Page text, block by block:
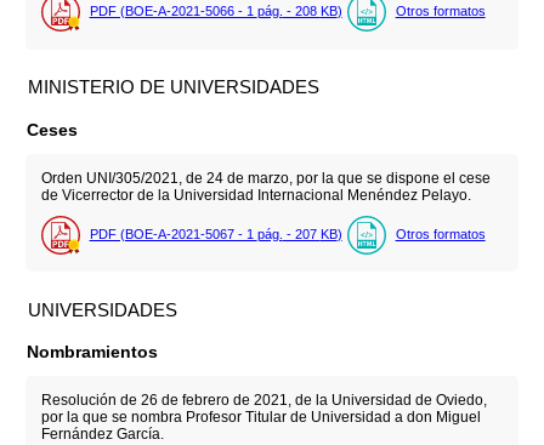
PDF (BOE-A-2021-5066 - 1 pág. - 208 KB) Otros formatos
MINISTERIO DE UNIVERSIDADES
Ceses
Orden UNI/305/2021, de 24 de marzo, por la que se dispone el cese
de Vicerrector de la Universidad Internacional Menéndez Pelayo.
PDF (BOE-A-2021-5067 - 1 pág. - 207 KB) Otros formatos
UNIVERSIDADES
Nombramientos
Resolución de 26 de febrero de 2021, de la Universidad de Oviedo,
por la que se nombra Profesor Titular de Universidad a don Miguel
Fernández García.